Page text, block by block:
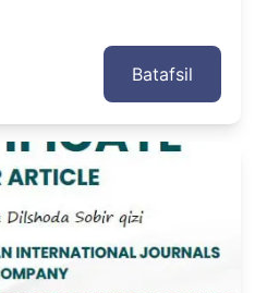
Batafsil